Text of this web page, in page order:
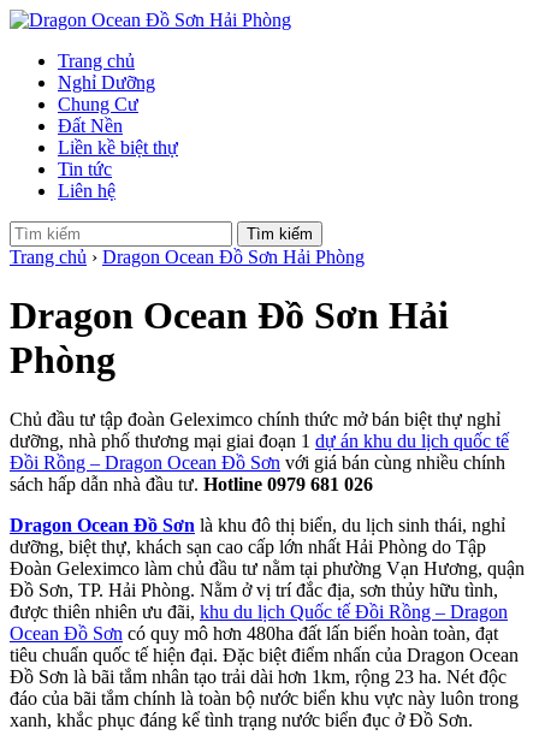
Trang chủ
Nghỉ Dưỡng
Chung Cư
Đất Nền
Liền kề biệt thự
Tin tức
Liên hệ
Tìm kiếm
Trang chủ › Dragon Ocean Đồ Sơn Hải Phòng
Dragon Ocean Đồ Sơn Hải
Phòng
Chủ đầu tư tập đoàn Geleximco chính thức mở bán biệt thự nghỉ
dưỡng, nhà phố thương mại giai đoạn 1 dự án khu du lịch quốc tế
Đồi Rồng – Dragon Ocean Đồ Sơn với giá bán cùng nhiều chính
sách hấp dẫn nhà đầu tư. Hotline 0979 681 026
Dragon Ocean Đồ Sơn là khu đô thị biển, du lịch sinh thái, nghỉ
dưỡng, biệt thự, khách sạn cao cấp lớn nhất Hải Phòng do Tập
Đoàn Geleximco làm chủ đầu tư nằm tại phường Vạn Hương, quận
Đồ Sơn, TP. Hải Phòng. Nằm ở vị trí đắc địa, sơn thủy hữu tình,
được thiên nhiên ưu đãi, khu du lịch Quốc tế Đồi Rồng – Dragon
Ocean Đồ Sơn có quy mô hơn 480ha đất lấn biển hoàn toàn, đạt
tiêu chuẩn quốc tế hiện đại. Đặc biệt điểm nhấn của Dragon Ocean
Đồ Sơn là bãi tắm nhân tạo trải dài hơn 1km, rộng 23 ha. Nét độc
đáo của bãi tắm chính là toàn bộ nước biển khu vực này luôn trong
xanh, khắc phục đáng kể tình trạng nước biển đục ở Đồ Sơn.